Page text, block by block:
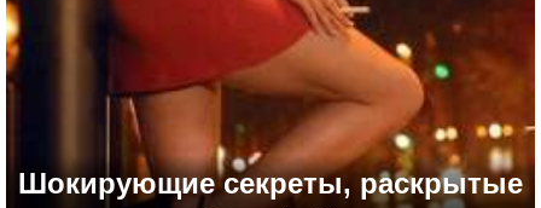
Шокирующие секреты, раскрытые